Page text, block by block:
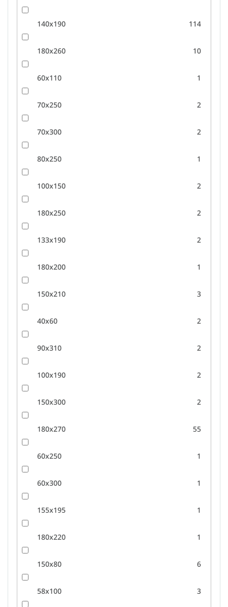
140x190 114
180x260 10
60x110 1
70x250 2
70x300 2
80x250 1
100x150 2
180x250 2
133x190 2
180x200 1
150x210 3
40x60 2
90x310 2
100x190 2
150x300 2
180x270 55
60x250 1
60x300 1
155x195 1
180x220 1
150x80 6
58x100 3